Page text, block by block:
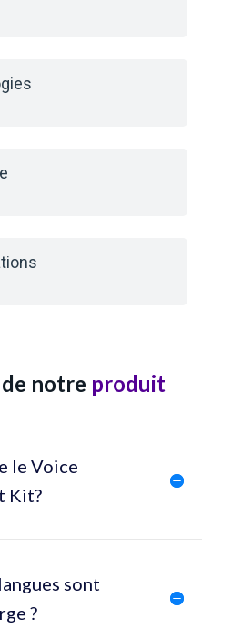
notre produit
le Voice
Kit?
sont
?